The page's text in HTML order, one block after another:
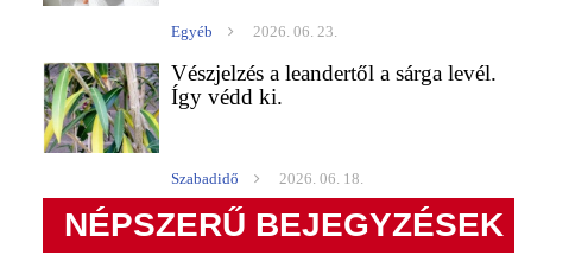
Egyéb 2026. 06. 23.
Vészjelzés a leandertől a sárga levél.
Így védd ki.
Szabadidő 2026. 06. 18.
NÉPSZERŰ BEJEGYZÉSEK